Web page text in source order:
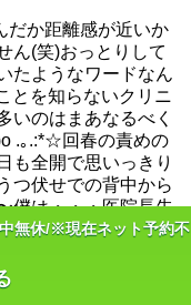
か距離感が近いか
ん(笑)おっとりして
たようなワードなん
とを知らないクリニ
いのはまあなるべく
.｡.:*☆回春の責めの
も全開で思いっきり
つ伏せでの背中から
僕は・・・医院長先
と思ってますので容
｡. o(≧▽≦)o .｡.:*☆
いデス☆*:.｡.
=) ..zzZZ
無休/※現在ネット予約不